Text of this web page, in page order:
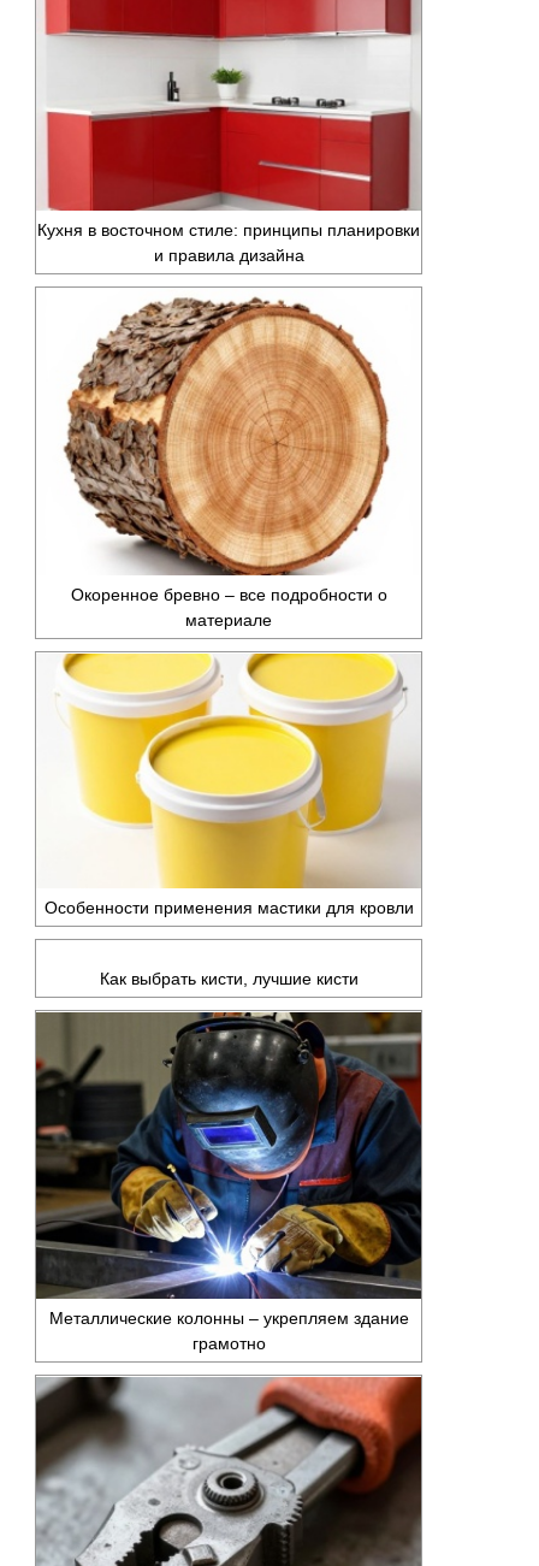
Кухня в восточном стиле: принципы планировки
и правила дизайна
Окоренное бревно – все подробности о
материале
Особенности применения мастики для кровли
Как выбрать кисти, лучшие кисти
Металлические колонны – укрепляем здание
грамотно